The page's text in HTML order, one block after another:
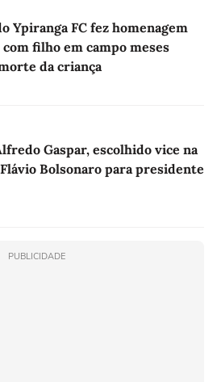
Ypiranga FC fez homenagem
filho em campo meses
da criança
Gaspar, escolhido vice na
Bolsonaro para presidente
PUBLICIDADE